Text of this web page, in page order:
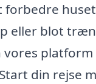
forbedre
eller blot
vores
din rejse